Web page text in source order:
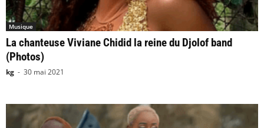
Musique
La chanteuse Viviane Chidid la reine du Djolof band
(Photos)
kg - 30 mai 2021